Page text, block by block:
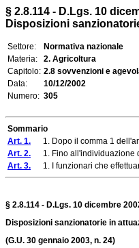
§ 2.8.114 - D.Lgs. 10
Disposizioni
Settore:
Normativa nazionale
Materia:
2. Agricoltura
Capitolo: 2.8 sovvenzioni e
Data:
10/12/2002
Numero: 305
Sommario
Art. 1. 1. Dopo il comma 1
Art. 2. 1. Fino all'individuazione
Art. 3. 1. I funzionari che
§ 2.8.114 - D.Lgs. 10 dicembre
Disposizioni sanzionatorie in
(G.U. 30 gennaio 2003, n. 24)